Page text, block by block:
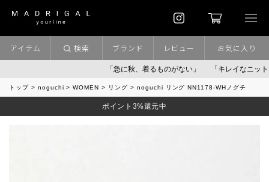
「急に秋、着るものがない」 「キレイなニット」 ポ
アイテム 検索 ブランド レビュー お気に入り
トップ noguchi WOMEN リング noguchi リング NN1178-WHノグチ
ポイント3%還元中